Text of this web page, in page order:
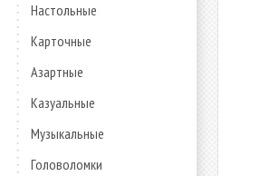
Настольные
Карточные
Азартные
Казуальные
Музыкальные
Головоломки